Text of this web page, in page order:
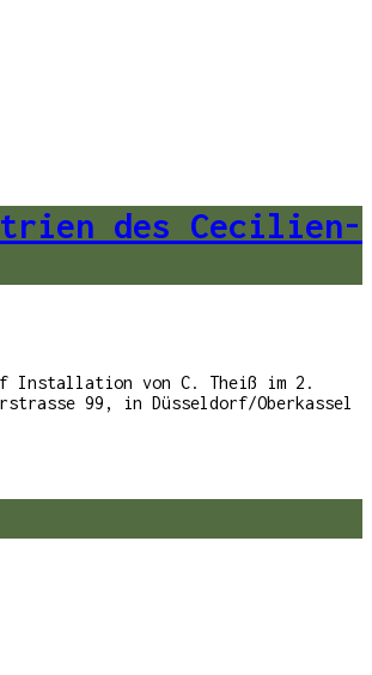
des Cecilien-
Installation von C. Theiß im 2.
99, in Düsseldorf/Oberkassel